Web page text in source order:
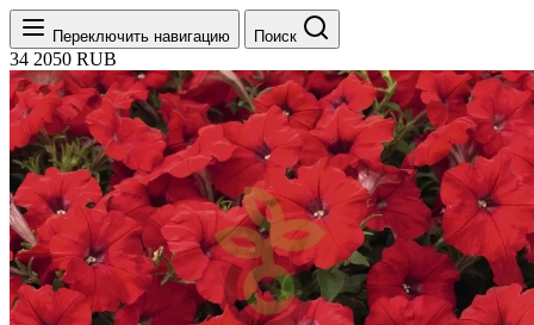
Переключить навигацию Поиск
34 2050 RUB